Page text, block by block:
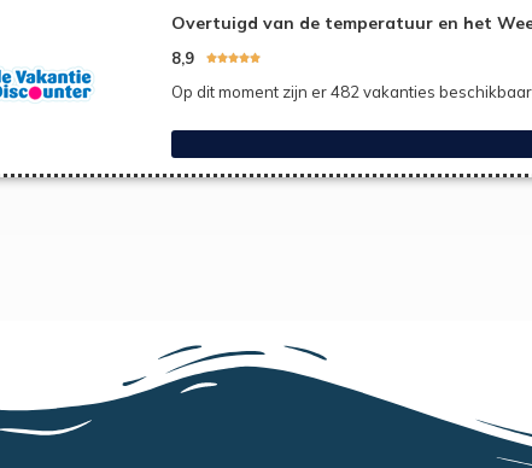
Overtuigd van de temperatuur en het
8,9 
Op dit moment zijn er 482 vakanties